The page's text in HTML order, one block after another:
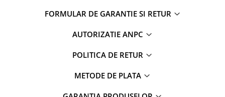
FORMULAR DE GARANTIE SI RETUR
AUTORIZATIE ANPC
POLITICA DE RETUR
METODE DE PLATA